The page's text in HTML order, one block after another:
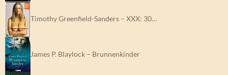
Timothy Greenfield-Sanders – XXX: 30…
James P. Blaylock – Brunnenkinder